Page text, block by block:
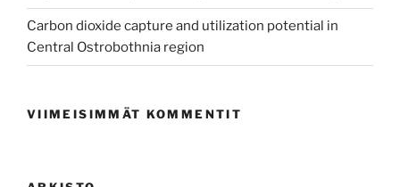
Carbon dioxide capture and utilization potential in
Central Ostrobothnia region
VIIMEISIMMÄT KOMMENTIT